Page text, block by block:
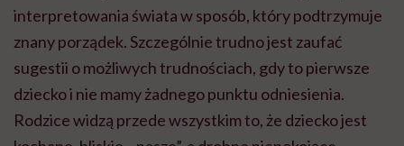
interpretowania świata w sposób, który podtrzymuje
znany porządek. Szczególnie trudno jest zaufać
sugestii o możliwych trudnościach, gdy to pierwsze
dziecko i nie mamy żadnego punktu odniesienia.
Rodzice widzą przede wszystkim to, że dziecko jest